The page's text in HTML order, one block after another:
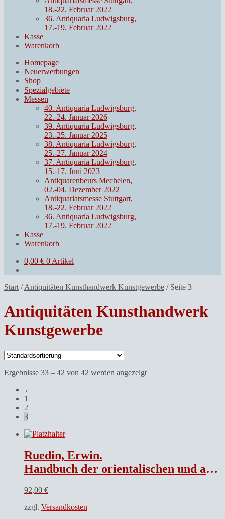
18.-22. Februar 2022
36. Antiquaria Ludwigsburg,
17.-19. Februar 2022
Kasse
Warenkorb
Homepage
Neuerwerbungen
Shop
Spezialgebiete
Messen
40. Antiquaria Ludwigsburg,
22.-24. Januar 2026
39. Antiquaria Ludwigsburg,
23.-25. Januar 2025
38. Antiquaria Ludwigsburg,
25.-27. Januar 2024
37. Antiquaria Ludwigsburg,
15.-17. Juni 2023
Antiquarenbeurs Mechelen,
02.-04. Dezember 2022
Antiquariatsmesse Stuttgart,
18.-22. Februar 2022
36. Antiquaria Ludwigsburg,
17.-19. Februar 2022
Kasse
Warenkorb
0,00 € 0 Artikel
Start /Antiquitäten Kunsthandwerk Kunstgewerbe / Seite 3
Antiquitäten Kunsthandwerk
Kunstgewerbe
Ergebnisse 33 – 42 von 42 werden angezeigt
←
1
2
3
Ruedin, Erwin.
Handbuch der orientalischen und afrikanischen Teppiche
92,00 €
zzgl. Versandkosten